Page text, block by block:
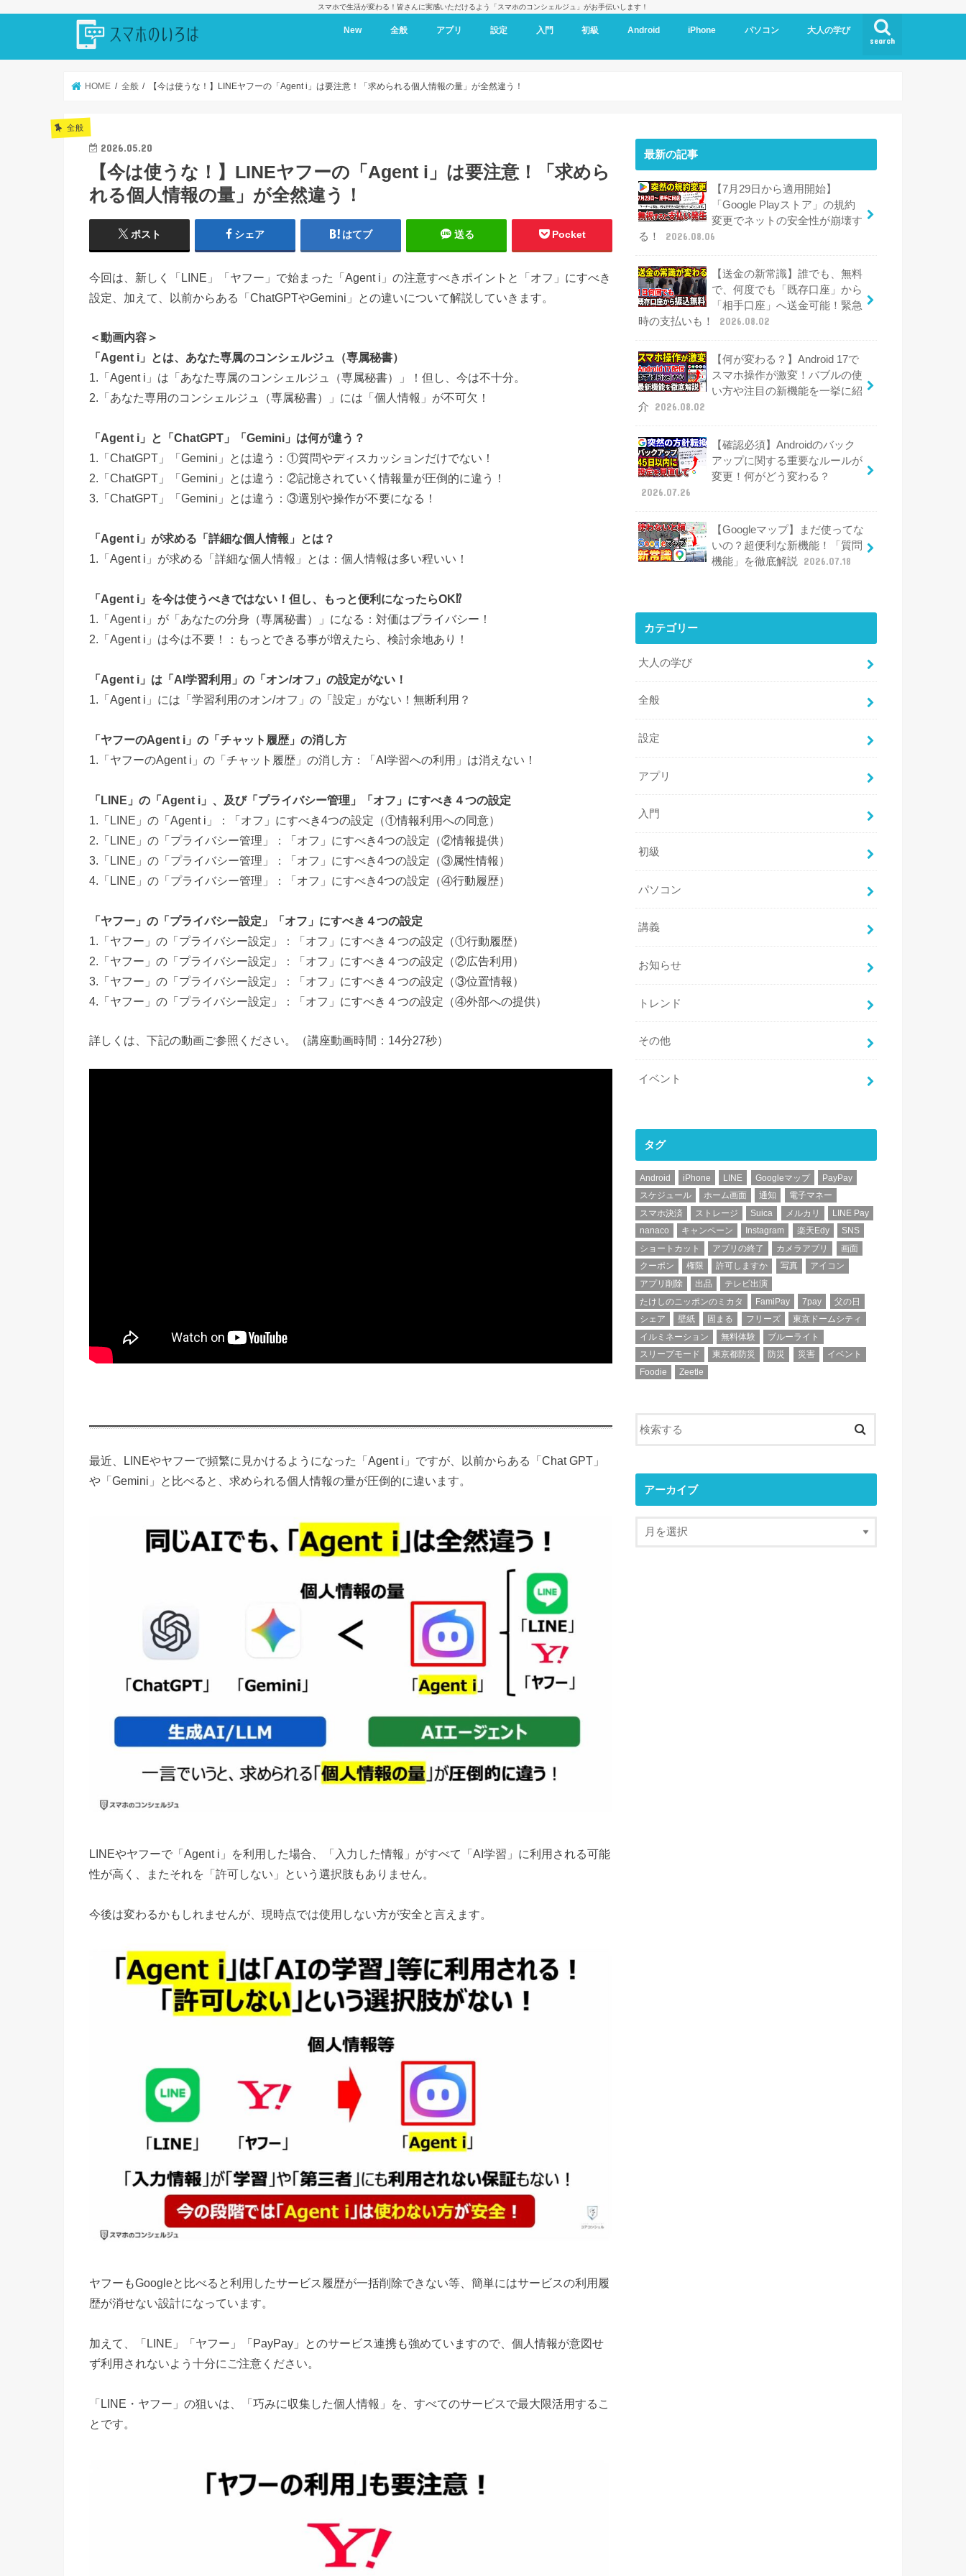
スマホで生活が変わる！皆さんに実感いただけるよう「スマホのコンシェルジュ」がお手伝いします！
search
New 全般 アプリ 設定 入門 初級 Android iPhone パソコン 大人の学び
HOME 全般 【今は使うな！】LINEヤフーの「Agent i」は要注意！「求められる個人情報の量」が全然違う！
全般
2026.05.20
【今は使うな！】LINEヤフーの「Agent i」は要注意！「求めら
れる個人情報の量」が全然違う！
ポスト シェア はてブ 送る Pocket
今回は、新しく「LINE」「ヤフー」で始まった「Agent i」の注意すべきポイントと「オフ」にすべき
設定、加えて、以前からある「ChatGPTやGemini」との違いについて解説していきます。
＜動画内容＞
「Agent i」とは、あなた専属のコンシェルジュ（専属秘書）
1.「Agent i」は「あなた専属のコンシェルジュ（専属秘書）」！但し、今は不十分。
2.「あなた専用のコンシェルジュ（専属秘書）」には「個人情報」が不可欠！
「Agent i」と「ChatGPT」「Gemini」は何が違う？
1.「ChatGPT」「Gemini」とは違う：①質問やディスカッションだけでない！
2.「ChatGPT」「Gemini」とは違う：②記憶されていく情報量が圧倒的に違う！
3.「ChatGPT」「Gemini」とは違う：③選別や操作が不要になる！
「Agent i」が求める「詳細な個人情報」とは？
1.「Agent i」が求める「詳細な個人情報」とは：個人情報は多い程いい！
「Agent i」を今は使うべきではない！但し、もっと便利になったらOK⁉
1.「Agent i」が「あなたの分身（専属秘書）」になる：対価はプライバシー！
2.「Agent i」は今は不要！：もっとできる事が増えたら、検討余地あり！
「Agent i」は「AI学習利用」の「オン/オフ」の設定がない！
1.「Agent i」には「学習利用のオン/オフ」の「設定」がない！無断利用？
「ヤフーのAgent i」の「チャット履歴」の消し方
1.「ヤフーのAgent i」の「チャット履歴」の消し方：「AI学習への利用」は消えない！
「LINE」の「Agent i」、及び「プライバシー管理」「オフ」にすべき４つの設定
1.「LINE」の「Agent i」：「オフ」にすべき4つの設定（①情報利用への同意）
2.「LINE」の「プライバシー管理」：「オフ」にすべき4つの設定（②情報提供）
3.「LINE」の「プライバシー管理」：「オフ」にすべき4つの設定（③属性情報）
4.「LINE」の「プライバシー管理」：「オフ」にすべき4つの設定（④行動履歴）
「ヤフー」の「プライバシー設定」「オフ」にすべき４つの設定
1.「ヤフー」の「プライバシー設定」：「オフ」にすべき４つの設定（①行動履歴）
2.「ヤフー」の「プライバシー設定」：「オフ」にすべき４つの設定（②広告利用）
3.「ヤフー」の「プライバシー設定」：「オフ」にすべき４つの設定（③位置情報）
4.「ヤフー」の「プライバシー設定」：「オフ」にすべき４つの設定（④外部への提供）
詳しくは、下記の動画ご参照ください。（講座動画時間：14分27秒）
最近、LINEやヤフーで頻繁に見かけるようになった「Agent i」ですが、以前からある「Chat GPT」
や「Gemini」と比べると、求められる個人情報の量が圧倒的に違います。
LINEやヤフーで「Agent i」を利用した場合、「入力した情報」がすべて「AI学習」に利用される可能
性が高く、またそれを「許可しない」という選択肢もありません。
今後は変わるかもしれませんが、現時点では使用しない方が安全と言えます。
ヤフーもGoogleと比べると利用したサービス履歴が一括削除できない等、簡単にはサービスの利用履
歴が消せない設計になっています。
加えて、「LINE」「ヤフー」「PayPay」とのサービス連携も強めていますので、個人情報が意図せ
ず利用されないよう十分にご注意ください。
「LINE・ヤフー」の狙いは、「巧みに収集した個人情報」を、すべてのサービスで最大限活用するこ
とです。
最新の記事
【7月29日から適用開始】
「Google Playストア」の規約
変更でネットの安全性が崩壊す
る！
2026.08.06
【送金の新常識】誰でも、無料
で、何度でも「既存口座」から
「相手口座」へ送金可能！緊急
時の支払いも！
2026.08.02
【何が変わる？】Android 17で
スマホ操作が激変！バブルの使
い方や注目の新機能を一挙に紹
介
2026.08.02
【確認必須】Androidのバック
アップに関する重要なルールが
変更！何がどう変わる？
2026.07.26
【Googleマップ】まだ使ってな
いの？超便利な新機能！「質問
機能」を徹底解説 2026.07.18
カテゴリー
大人の学び
全般
設定
アプリ
入門
初級
パソコン
講義
お知らせ
トレンド
その他
イベント
タグ
Android iPhone LINE Googleマップ
PayPay
スケジュール
ホーム画面 通知
電子マネー
スマホ決済
ストレージ Suica メルカリ
LINE Pay
nanaco
キャンペーン Instagram 楽天Edy
SNS
ショートカット
アプリの終了 カメラアプリ
画面
クーポン
権限 許可しますか 写真
アイコン
アプリ削除
出品
テレビ出演
たけしのニッポンのミカタ
FamiPay 7pay
父の日
シェア
壁紙 固まる フリーズ
東京ドームシティ
イルミネーション
無料体験
ブルーライト
スリープモード
東京都防災 防災 災害
イベント
Foodie
Zeetle
アーカイブ